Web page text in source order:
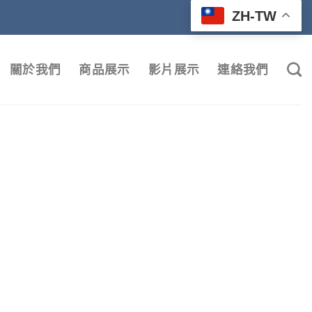
ZH-TW
關於我們 商品展示 影片展示 連絡我們